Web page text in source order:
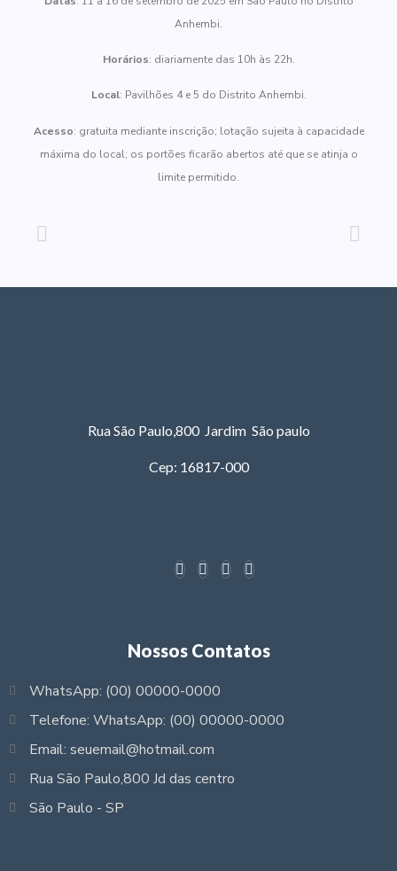
Anhembi.
Horários: diariamente das 10h às 22h.
Local: Pavilhões 4 e 5 do Distrito Anhembi.
Acesso: gratuita mediante inscrição; lotação sujeita à capacidade
máxima do local; os portões ficarão abertos até que se atinja o
limite permitido.
Rua São Paulo,800 Jardim São paulo
Cep: 16817-000
Nossos Contatos
WhatsApp: (00) 00000-0000
Telefone: WhatsApp: (00) 00000-0000
Email: seuemail@hotmail.com
Rua São Paulo,800 Jd das centro
São Paulo - SP